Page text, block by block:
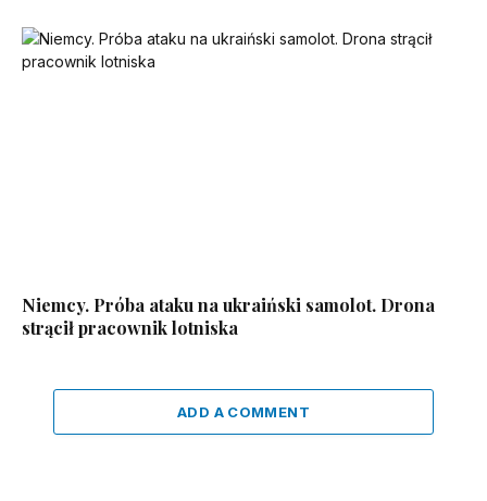
Niemcy. Próba ataku na ukraiński samolot. Drona
strącił pracownik lotniska
ADD A COMMENT